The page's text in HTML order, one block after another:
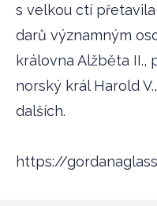
s velkou ctí
darů významným
královna Alžběta II.,
norský král Harold
dalších.
https://